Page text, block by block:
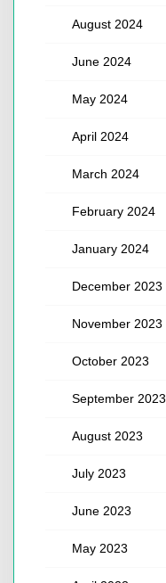
August 2024
June 2024
May 2024
April 2024
March 2024
February 2024
January 2024
December 2023
November 2023
October 2023
September 2023
August 2023
July 2023
June 2023
May 2023